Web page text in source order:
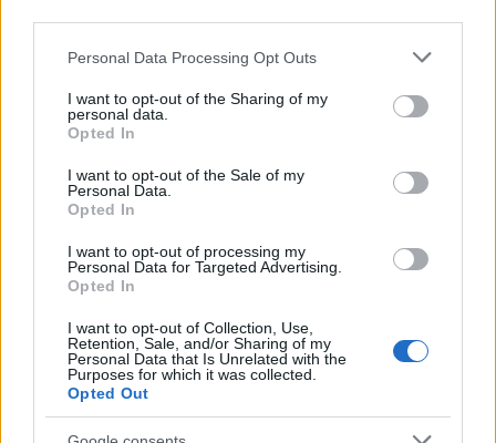
Please note that this website/app uses one or more Google
not limited to your visit or usage behaviour. You may click to
grant or deny consent to Google and its third-party tags to
use your data for below specified purposes in below Google
consent section.
Personal Data Processing Opt Outs
I want to opt-out of the Sharing of my
personal data.
Opted In
I want to opt-out of the Sale of my
Personal Data.
Opted In
I want to opt-out of processing my
Personal Data for Targeted Advertising.
Opted In
I want to opt-out of Collection, Use,
Retention, Sale, and/or Sharing of my
Personal Data that Is Unrelated with the
Purposes for which it was collected.
Opted Out
gol y eso está influyendo negativamente en las
babazorro no ha superado los 4 puntos en esos partidos y
es el peor del juego en este tramo de competición.
En el último encuentro contra el Madrid recibió su segundo
-2 de la temporada. Si no te convence y quieres un portero
ser buen momento para vender. Es el octavo portero más
Gonzalo Guedes (Valencia, centrocampista, 2.930.000)
El portugués volvió a ser suplente en la visita de su equipo
al Wanda Metropolitano y sólo disputó 35 minutos en los
que pasó desapercibido. Es su segunda suplencia